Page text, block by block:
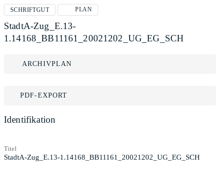
SCHRIFTGUT PLAN
StadtA-Zug_E.13-
1.14168_BB11161_20021202_UG_EG_SCH
ARCHIVPLAN
PDF-EXPORT
Identifikation
Titel
StadtA-Zug_E.13-1.14168_BB11161_20021202_UG_EG_SCH